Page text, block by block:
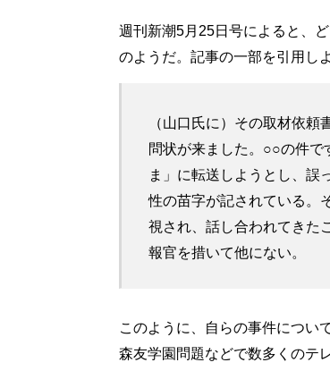
週刊新潮5月25日号によると、
のようだ。記事の一部を引用しよ
（山口氏に）その取材依
問状が来ました。○○の件で
ま」に転送しようとし、誤
性の苗字が記されている。
視され、話し合われてきた
報官を措いて他にない。
このように、自らの事件につい
森友学園問題などで数多くのテ